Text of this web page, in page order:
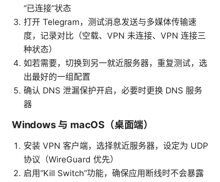
“已连接”状态
打开 Telegram，测试消息发送与多媒体传输速
度，记录对比（空载、VPN 未连接、VPN 连接三
种状态）
如若需要，切换到另一就近服务器，重复测试，选
出最好的一组配置
确认 DNS 泄漏保护开启，必要时更换 DNS 服务
器
Windows 与 macOS（桌面端）
安装 VPN 客户端，选择就近服务器，设定为 UDP
协议（WireGuard 优先）
启用“Kill Switch”功能，确保应用断线时不会暴露